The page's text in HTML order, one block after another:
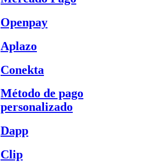
Openpay
Aplazo
Conekta
Método de pago
personalizado
Dapp
Clip